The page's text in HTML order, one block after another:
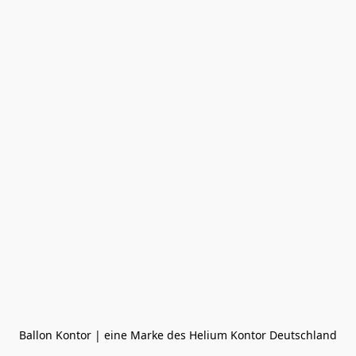
Ballon Kontor | eine Marke des Helium Kontor Deutschland